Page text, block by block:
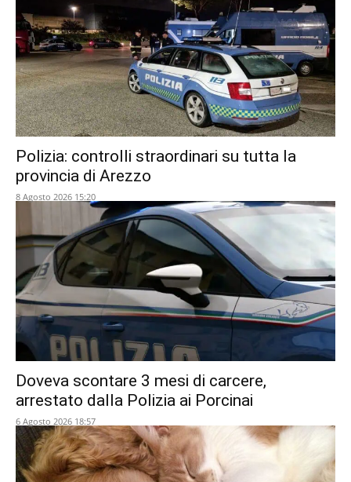
Polizia: controlli straordinari su tutta la
provincia di Arezzo
8 Agosto 2026 15:20
Doveva scontare 3 mesi di carcere,
arrestato dalla Polizia ai Porcinai
6 Agosto 2026 18:57